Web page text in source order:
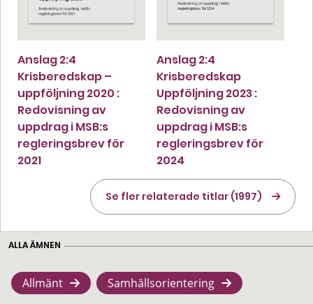
Anslag 2:4
Krisberedskap –
uppföljning 2020 :
Redovisning av
uppdrag i MSB:s
regleringsbrev för
2021
Anslag 2:4
Krisberedskap
Uppföljning 2023 :
Redovisning av
uppdrag i MSB:s
regleringsbrev för
2024
Se fler relaterade titlar (1997)
ALLA ÄMNEN
Allmänt Samhällsorientering